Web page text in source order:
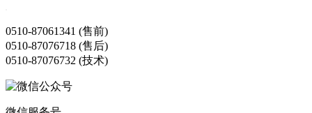
0510-87061341 (售前)
0510-87076718 (售后)
0510-87076732 (技术)